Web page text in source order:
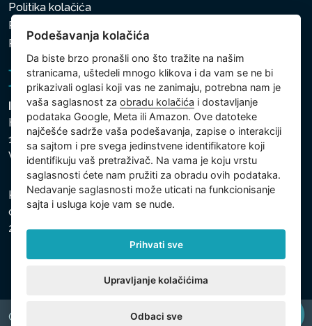
Politika kolačića
Politika zaštite ličnih i drugih obrađivanih podataka
Podešavanja kolačića
Intex Trading, s.r.o.
Hradecká 2526/3
130 00 Praha 3
Vinohrady - Česká republika
Kompanija je registrovana u Opštinskom sudu u Pragu,
odeljak C, uložak 74759, Identifikacioni broj kompanije:
26150808, Poreski identifikacioni broj: CZ26150808.
Copyright © 2026 INTEX TRADING s.r.o. All rights reserved.
Podešavanja kolačića
Da biste brzo pronašli ono što tražite na našim
stranicama, uštedeli mnogo klikova i da vam se ne bi
prikazivali oglasi koji vas ne zanimaju, potrebna nam je
vaša saglasnost zaobradu kolačića i dostavljanje
podataka Google, Meta ili Amazon. Ove datoteke
najčešće sadrže vaša podešavanja, zapise o interakciji
sa sajtom i pre svega jedinstvene identifikatore koji
identifikuju vaš pretraživač. Na vama je koju vrstu
saglasnosti ćete nam pružiti za obradu ovih podataka.
Nedavanje saglasnosti može uticati na funkcionisanje
sajta i usluga koje vam se nude.
Prihvati sve
Upravljanje kolačićima
Odbaci sve